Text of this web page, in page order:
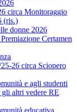
circa Monitoraggio
(ris.)
donne 2026
Certamen
26 circa Sciopero
e agli studenti
gli altri vedere RE